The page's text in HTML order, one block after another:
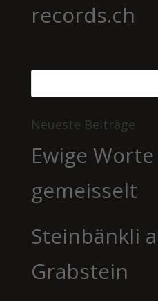
records.ch
Neueste Beiträge
Ewige
gemeisselt
Steinbänkli
Grabstein